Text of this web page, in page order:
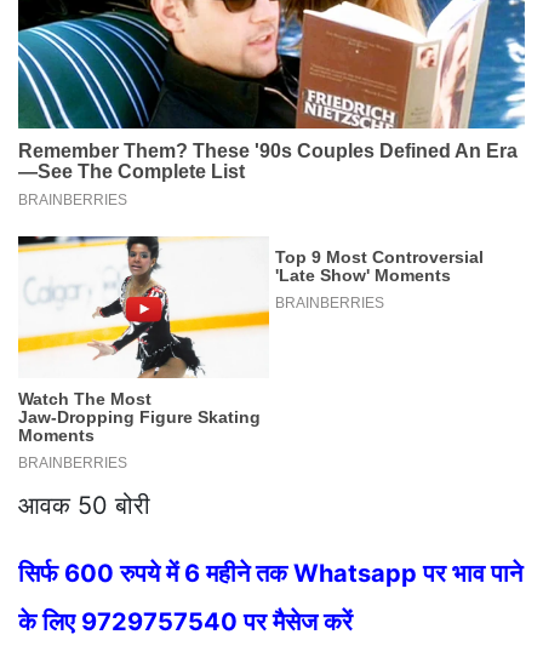
आवक 50 बोरी
सिर्फ 600 रुपये में 6 महीने तक Whatsapp पर भाव पाने
के लिए 9729757540 पर मैसेज करें